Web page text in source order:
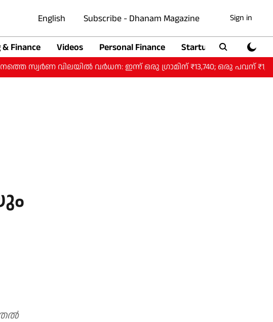
English Subscribe - Dhanam Magazine Sign in
Finance Videos Personal Finance Startup
വിലയിൽ വർധന: ഇന്ന് ഒരു ​ഗ്രാമിന് ₹13,740; ഒരു പവന് ₹1,09,920.